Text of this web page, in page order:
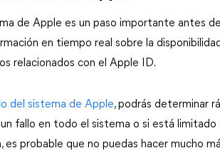
de Apple es un paso importante antes
en tiempo real sobre la
relacionados con el Apple ID.
del sistema de Apple, podrás determinar
fallo en todo el sistema o si está limitado
probable que no puedas hacer mucho